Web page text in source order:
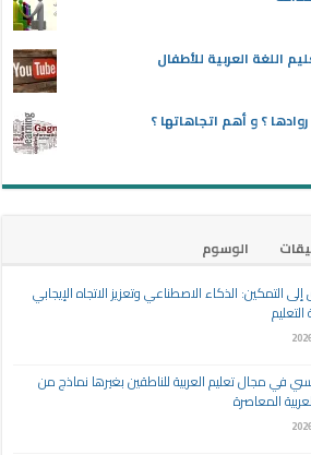
؟ و أهم اتجاهاتها ؟
الوسوم
التمكين: الذكاء الاصطناعي وتعزيز الاتجاه الإيجابي
في مجال تعليم العربية للناطقين بغيرها نماذج من
المعاصرة